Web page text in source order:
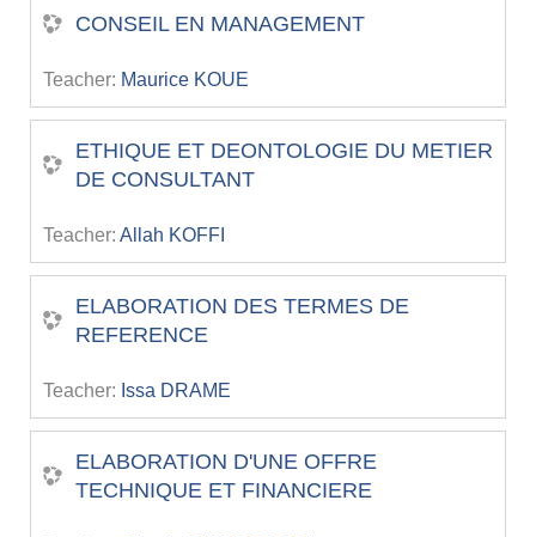
CONSEIL EN MANAGEMENT
Teacher: Maurice KOUE
ETHIQUE ET DEONTOLOGIE DU METIER
DE CONSULTANT
Teacher: Allah KOFFI
ELABORATION DES TERMES DE
REFERENCE
Teacher: Issa DRAME
ELABORATION D'UNE OFFRE
TECHNIQUE ET FINANCIERE